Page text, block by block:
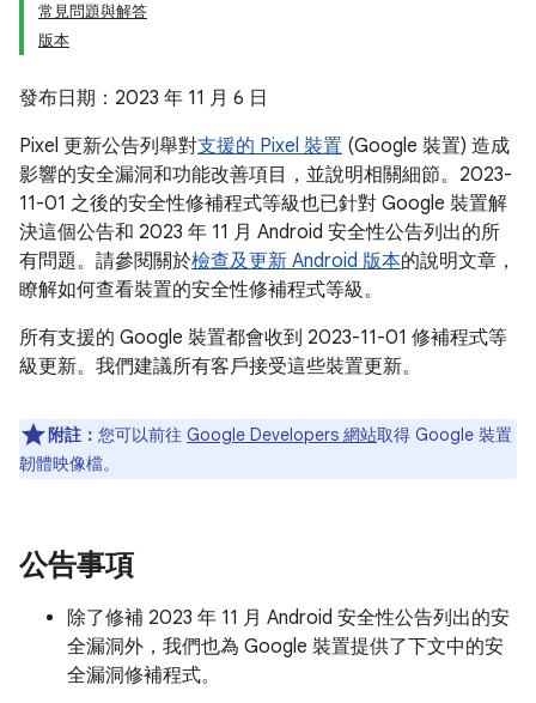
常見問題與解答
版本
發布日期：2023 年 11 月 6 日
Pixel 更新公告列舉對支援的 Pixel 裝置 (Google 裝置) 造成
影響的安全漏洞和功能改善項目，並說明相關細節。2023-
11-01 之後的安全性修補程式等級也已針對 Google 裝置解
決這個公告和 2023 年 11 月 Android 安全性公告列出的所
有問題。請參閱關於檢查及更新 Android 版本的說明文章，
瞭解如何查看裝置的安全性修補程式等級。
所有支援的 Google 裝置都會收到 2023-11-01 修補程式等
級更新。我們建議所有客戶接受這些裝置更新。
附註： 您可以前往 Google Developers 網站取得 Google 裝置
韌體映像檔。
公告事項
除了修補 2023 年 11 月 Android 安全性公告列出的安
全漏洞外，我們也為 Google 裝置提供了下文中的安
全漏洞修補程式。